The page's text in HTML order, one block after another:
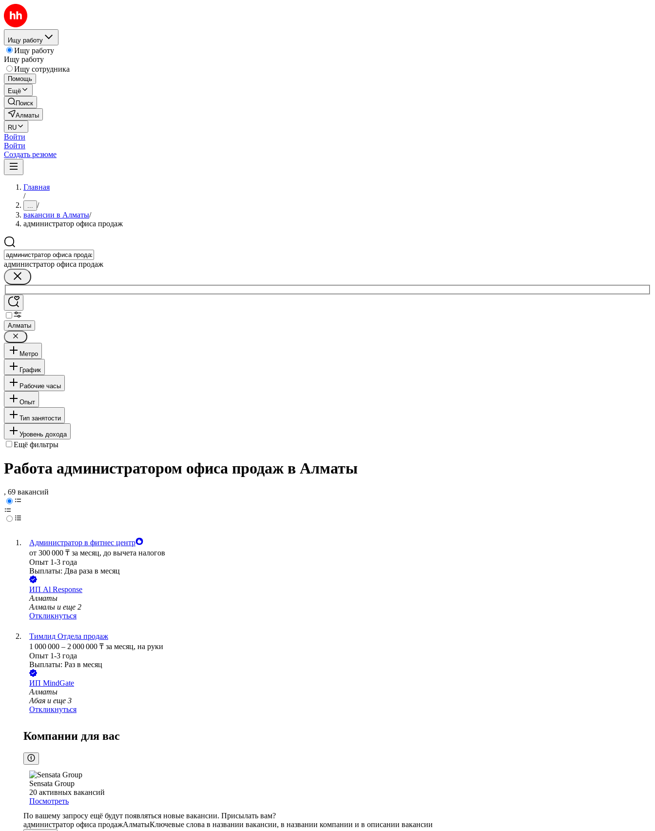
Ищу работу
Ищу работу
Ищу работу
Ищу сотрудника
Помощь
Ещё
Поиск
Алматы
RU
Войти
Войти
Создать резюме
Главная
/
... /
вакансии в Алматы/
администратор офиса продаж
администратор офиса продаж
Алматы
Метро
График
Рабочие часы
Опыт
Тип занятости
Уровень дохода
Ещё фильтры
Работа администратором офиса продаж в Алматы
, 69 вакансий
Администратор в фитнес центр
от 300 000 ₸ за месяц, до вычета налогов
Опыт 1-3 года
Выплаты: Два раза в месяц
ИП Al Response
Алматы
Алмалы и еще 2
Откликнуться
Тимлид Отдела продаж
1 000 000 – 2 000 000 ₸ за месяц, на руки
Опыт 1-3 года
Выплаты: Раз в месяц
ИП MindGate
Алматы
Абая и еще 3
Откликнуться
Компании для вас
Sensata Group
20 активных вакансий
Посмотреть
По вашему запросу ещё будут появляться новые вакансии. Присылать вам?
администратор офиса продажАлматыКлючевые слова в названии вакансии, в названии компании и в описании вакансии